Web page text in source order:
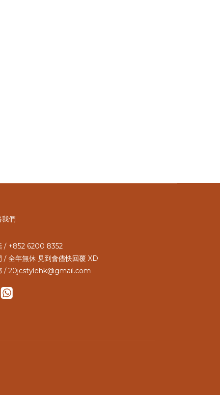
我們
/ +852 6200 8352
/ 全年無休 見到會儘快回覆 XD
/ 20jcstylehk@gmail.com